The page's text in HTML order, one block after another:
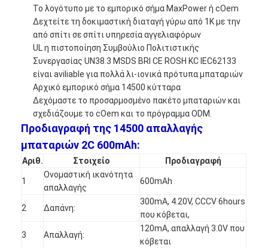
Το λογότυπο με το εμπορικό σήμα MaxPower ή cOem
Δεχτείτε τη δοκιμαστική διαταγή γύρω από 1K με την
από σπίτι σε σπίτι υπηρεσία αγγελιαφόρων
UL η πιστοποίηση Συμβούλιο Πολιτιστικής
Συνεργασίας UN38.3 MSDS BRI CE ROSH KC IEC62133
είναι aviliable για πολλά λι-ιονικά πρότυπα μπαταριών
Αρχικό εμπορικό σήμα 14500 κύτταρα
Δεχόμαστε το προσαρμοσμένο πακέτο μπαταριών και
σχεδιάζουμε το cOem και το πρόγραμμα ODM.
Προδιαγραφή της 14500 απαλλαγής
μπαταριών 2C 600mAh:
Αριθ. Στοιχείο Προδιαγραφή
1
Ονομαστική ικανότητα
απαλλαγής
600mAh
2 Δαπάνη:
300mA, 4.20V, CCCV 6hours
που κόβεται,
3 Απαλλαγή:
120mA, απαλλαγή 3.0V που
κόβεται